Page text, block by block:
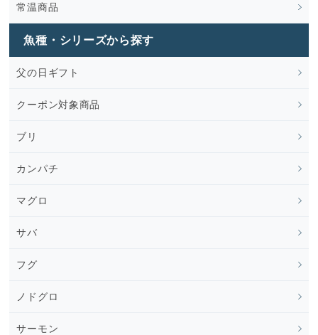
常温商品
魚種・シリーズから探す
父の日ギフト
クーポン対象商品
ブリ
カンパチ
マグロ
サバ
フグ
ノドグロ
サーモン